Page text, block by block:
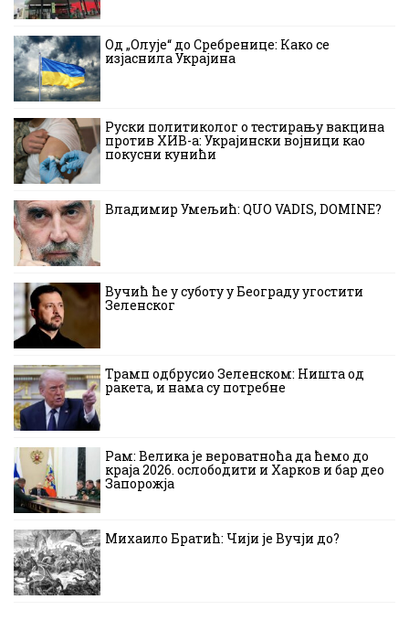
Од „Олује“ до Сребренице: Како се
изјаснила Украјина
Руски политиколог о тестирању вакцина
против ХИВ-а: Украјински војници као
покусни кунићи
Владимир Умељић: QUO VADIS, DOMINE?
Вучић ће у суботу у Београду угостити
Зеленског
Трамп одбрусио Зеленском: Ништа од
ракета, и нама су потребне
Рам: Велика је вероватноћа да ћемо до
краја 2026. ослободити и Харков и бар део
Запорожја
Михаило Братић: Чији је Вучји до?